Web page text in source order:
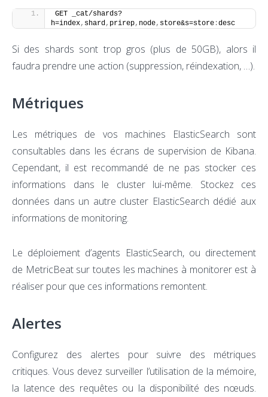
GET _cat/shards?
h=index, shard , prirep, node, store&s=store :desc
Si des shards sont trop gros (plus de 50GB), alors il
faudra prendre une action (suppression, réindexation, …).
Métriques
Les métriques de vos machines ElasticSearch sont
consultables dans les écrans de supervision de Kibana.
Cependant, il est recommandé de ne pas stocker ces
informations dans le cluster lui-même. Stockez ces
données dans un autre cluster ElasticSearch dédié aux
informations de monitoring.
Le déploiement d’agents ElasticSearch, ou directement
de MetricBeat sur toutes les machines à monitorer est à
réaliser pour que ces informations remontent.
Alertes
Configurez des alertes pour suivre des métriques
critiques. Vous devez surveiller l’utilisation de la mémoire,
la latence des requêtes ou la disponibilité des nœuds.